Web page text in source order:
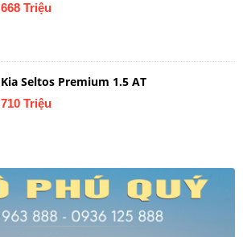
668 Triệu
Kia Seltos Premium 1.5 AT
710 Triệu